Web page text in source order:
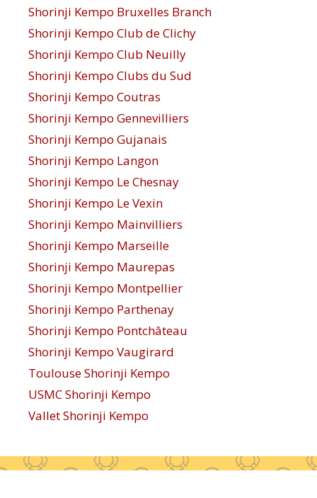
Shorinji Kempo Bruxelles Branch
Shorinji Kempo Club de Clichy
Shorinji Kempo Club Neuilly
Shorinji Kempo Clubs du Sud
Shorinji Kempo Coutras
Shorinji Kempo Gennevilliers
Shorinji Kempo Gujanais
Shorinji Kempo Langon
Shorinji Kempo Le Chesnay
Shorinji Kempo Le Vexin
Shorinji Kempo Mainvilliers
Shorinji Kempo Marseille
Shorinji Kempo Maurepas
Shorinji Kempo Montpellier
Shorinji Kempo Parthenay
Shorinji Kempo Pontchâteau
Shorinji Kempo Vaugirard
Toulouse Shorinji Kempo
USMC Shorinji Kempo
Vallet Shorinji Kempo